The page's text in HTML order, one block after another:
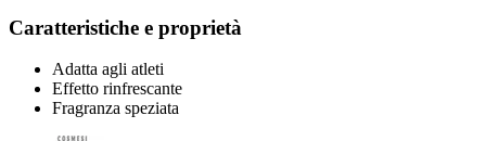
Caratteristiche e proprietà
Adatta agli atleti
Effetto rinfrescante
Fragranza speziata